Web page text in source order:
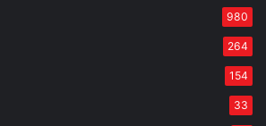
980
264
154
33